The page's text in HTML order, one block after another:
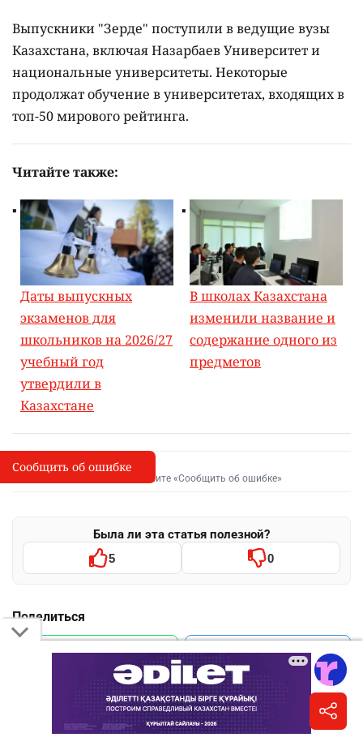
Выпускники "Зерде" поступили в ведущие вузы
Казахстана, включая Назарбаев Университет и
национальные университеты. Некоторые
продолжат обучение в университетах, входящих в
топ-50 мирового рейтинга.
Читайте также:
Даты выпускных
экзаменов для
школьников на 2026/27
учебный год
утвердили в
Казахстане
В школах Казахстана
изменили название и
содержание одного из
предметов
I
Сообщить об опечатке
Выделите фрагмент и нажмите «Сообщить об ошибке»
Была ли эта статья полезной?
5 0
Поделиться
WhatsApp Telegram
Facebook
Сообщить об ошибке